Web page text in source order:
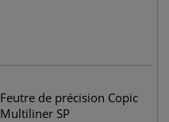
Feutre de précision Copic
Multiliner SP